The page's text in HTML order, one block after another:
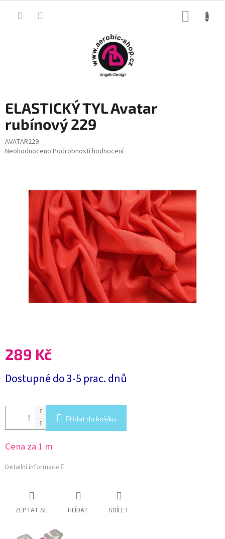
ELASTICKÝ TYL Avatar
rubínový 229
AVATAR229
Průměrné
hvězdiček.
Neohodnoceno Podrobnosti hodnocení
289 Kč
cena:
Dostupné do 3-5 prac. dnů
Přidat do košíku
Cena za 1 m
Detailní informace
ZEPTAT SE HLÍDAT SDÍLET